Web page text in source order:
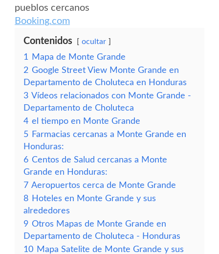
pueblos cercanos
Booking.com
Contenidos ocultar
1
Mapa de Monte Grande
2 Google Street View Monte Grande en
Departamento de Choluteca en Honduras
3 Vídeos relacionados con Monte Grande -
Departamento de Choluteca
4 el tiempo en Monte Grande
5 Farmacias cercanas a Monte Grande en
Honduras:
6 Centos de Salud cercanas a Monte
Grande en Honduras:
7 Aeropuertos cerca de Monte Grande
8 Hoteles en Monte Grande y sus
alrededores
9 Otros Mapas de Monte Grande en
Departamento de Choluteca - Honduras
10 Mapa Satelite de Monte Grande y sus